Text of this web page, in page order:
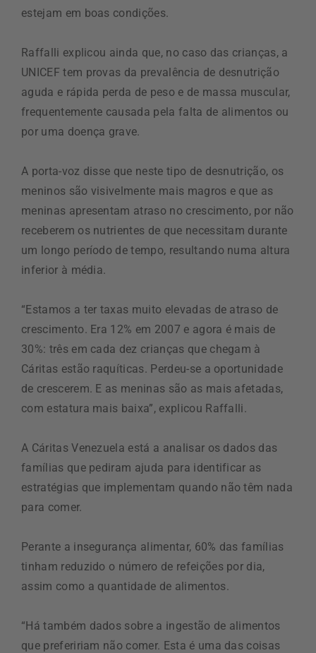
estejam em boas condições.
Raffalli explicou ainda que, no caso das crianças, a
UNICEF tem provas da prevalência de desnutrição
aguda e rápida perda de peso e de massa muscular,
frequentemente causada pela falta de alimentos ou
por uma doença grave.
A porta-voz disse que neste tipo de desnutrição, os
meninos são visivelmente mais magros e que as
meninas apresentam atraso no crescimento, por não
receberem os nutrientes de que necessitam durante
um longo período de tempo, resultando numa altura
inferior à média.
“Estamos a ter taxas muito elevadas de atraso de
crescimento. Era 12% em 2007 e agora é mais de
30%: três em cada dez crianças que chegam à
Cáritas estão raquíticas. Perdeu-se a oportunidade
de crescerem. E as meninas são as mais afetadas,
com estatura mais baixa”, explicou Raffalli.
A Cáritas Venezuela está a analisar os dados das
famílias que pediram ajuda para identificar as
estratégias que implementam quando não têm nada
para comer.
Perante a insegurança alimentar, 60% das famílias
tinham reduzido o número de refeições por dia,
assim como a quantidade de alimentos.
“Há também dados sobre a ingestão de alimentos
que prefeririam não comer. Esta é uma das coisas